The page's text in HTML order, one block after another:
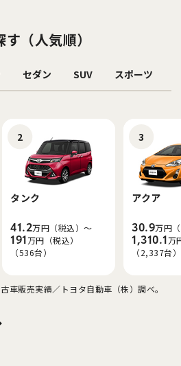
（人気順）
セダン SUV スポーツ
2
タンク
41.2万円（税込）～
191万円（税込）
（536台）
3
アクア
30.9万円
1,310.1万
（2,337台）
販売実績／トヨタ自動車（株）調べ。